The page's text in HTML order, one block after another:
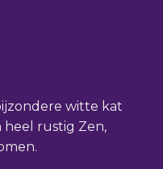
witte kat
rustig Zen,